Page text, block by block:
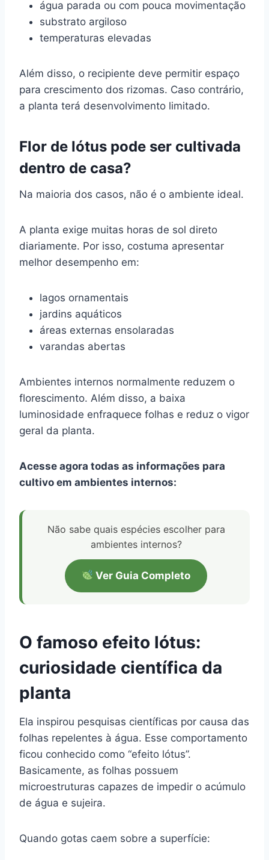
água parada ou com pouca movimentação
substrato argiloso
temperaturas elevadas
Além disso, o recipiente deve permitir espaço
para crescimento dos rizomas. Caso contrário,
a planta terá desenvolvimento limitado.
Flor de lótus pode ser cultivada
dentro de casa?
Na maioria dos casos, não é o ambiente ideal.
A planta exige muitas horas de sol direto
diariamente. Por isso, costuma apresentar
melhor desempenho em:
lagos ornamentais
jardins aquáticos
áreas externas ensolaradas
varandas abertas
Ambientes internos normalmente reduzem o
florescimento. Além disso, a baixa
luminosidade enfraquece folhas e reduz o vigor
geral da planta.
Acesse agora todas as informações para
cultivo em ambientes internos:
Não sabe quais espécies escolher para
ambientes internos?
Ver Guia Completo
O famoso efeito lótus:
curiosidade científica da
planta
Ela inspirou pesquisas científicas por causa das
folhas repelentes à água. Esse comportamento
ficou conhecido como “efeito lótus”.
Basicamente, as folhas possuem
microestruturas capazes de impedir o acúmulo
de água e sujeira.
Quando gotas caem sobre a superfície: